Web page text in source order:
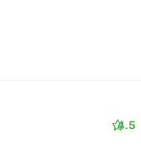
4.5